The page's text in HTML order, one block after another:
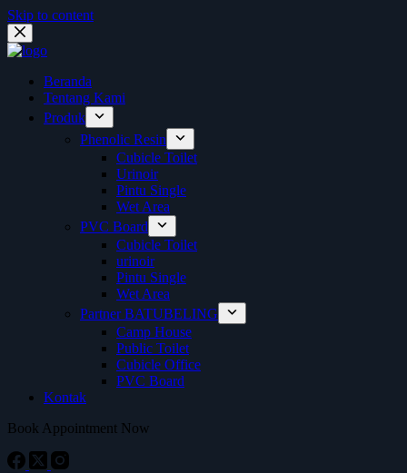
Skip to content
Beranda
Tentang Kami
Produk
Phenolic Resin
Cubicle Toilet
Urinoir
Pintu Single
Wet Area
PVC Board
Cubicle Toilet
urinoir
Pintu Single
Wet Area
Partner BATUBELING
Camp House
Public Toilet
Cubicle Office
PVC Board
Kontak
Book Appointment Now